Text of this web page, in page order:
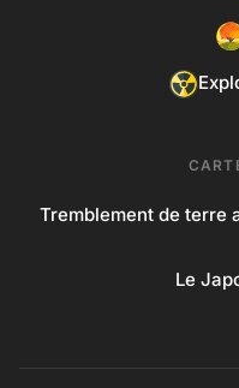
Tremblement de terre
Le